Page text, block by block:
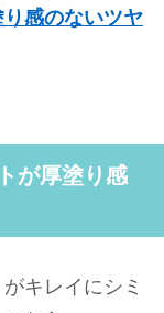
感のないツヤ
が厚塗り感
キレイにシミ